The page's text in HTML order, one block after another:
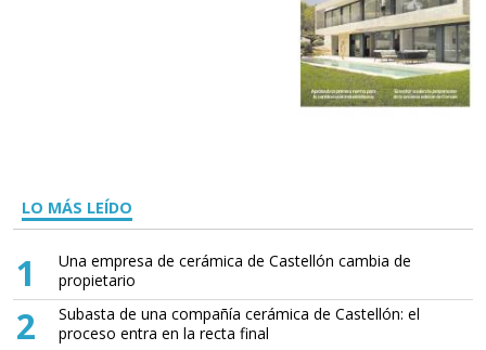
LO MÁS LEÍDO
1
Una empresa de cerámica de Castellón cambia de
propietario
2
Subasta de una compañía cerámica de Castellón: el
proceso entra en la recta final